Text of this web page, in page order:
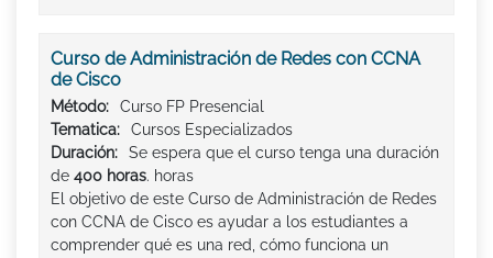
Curso de Administración de Redes con CCNA
de Cisco
Método:
Curso FP Presencial
Tematica:
Cursos Especializados
Duración:
Se espera que el curso tenga una duración
de 400 horas. horas
El objetivo de este Curso de Administración de Redes
con CCNA de Cisco es ayudar a los estudiantes a
comprender qué es una red, cómo funciona un